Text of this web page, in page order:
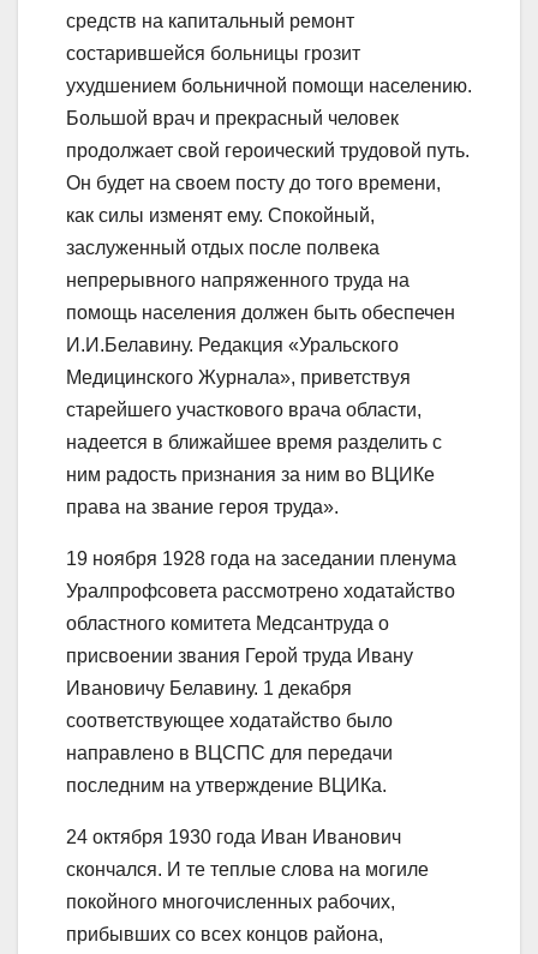
средств на капитальный ремонт
состарившейся больницы грозит
ухудшением больничной помощи населению.
Большой врач и прекрасный человек
продолжает свой героический трудовой путь.
Он будет на своем посту до того времени,
как силы изменят ему. Спокойный,
заслуженный отдых после полвека
непрерывного напряженного труда на
помощь населения должен быть обеспечен
И.И.Белавину. Редакция «Уральского
Медицинского Журнала», приветствуя
старейшего участкового врача области,
надеется в ближайшее время разделить с
ним радость признания за ним во ВЦИКе
права на звание героя труда».
19 ноября 1928 года на заседании пленума
Уралпрофсовета рассмотрено ходатайство
областного комитета Медсантруда о
присвоении звания Герой труда Ивану
Ивановичу Белавину. 1 декабря
соответствующее ходатайство было
направлено в ВЦСПС для передачи
последним на утверждение ВЦИКа.
24 октября 1930 года Иван Иванович
скончался. И те теплые слова на могиле
покойного многочисленных рабочих,
прибывших со всех концов района,